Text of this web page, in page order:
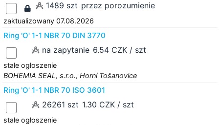
1489 szt przez porozumienie
zaktualizowany 07.08.2026
Ring 'O' 1-1 NBR 70 DIN 3770
na zapytanie 6.54 CZK / szt
stałe ogłoszenie
BOHEMIA SEAL, s.r.o., Horní Tošanovice
Ring 'O' 1-1 NBR 70 ISO 3601
26261 szt 1.30 CZK / szt
stałe ogłoszenie